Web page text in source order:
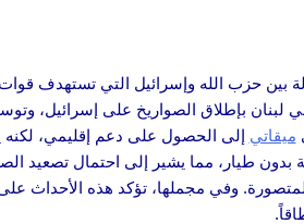
بين حزب الله وإسرائيل التي تستهدف قوات
لبنان بإطلاق الصواريخ على إسرائيل،
ميقاتي إلى الحصول على دعم إقليمي، لكنه
بدون طيار، مما يشير إلى احتمال تصعيد
وفي مجملها، تؤكد هذه الأحداث